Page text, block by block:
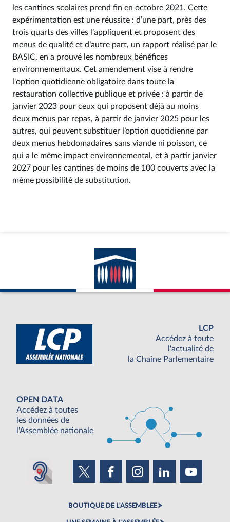
les cantines scolaires prend fin en octobre 2021. Cette
expérimentation est une réussite : d’une part, près des
trois quarts des villes l’appliquent et proposent des
menus de qualité et d’autre part, un rapport réalisé par le
BASIC, en a prouvé les nombreux bénéfices
environnementaux. Cet amendement vise à rendre
l'option quotidienne obligatoire dans toute la
restauration collective publique et privée : à partir de
janvier 2023 pour ceux qui proposent déjà au moins
deux menus par repas, à partir de janvier 2025 pour les
autres, qui peuvent substituer l’option quotidienne par
deux menus hebdomadaires sans viande ni poisson, ce
qui a le même impact environnemental, et à partir janvier
2027 pour les cantines de moins de 100 couverts avec la
même possibilité de substitution.
LCP
Accédez à toute
l'actualité de
la Chaine Parlementaire
OPEN DATA
Accédez à toutes
les données de
l'Assemblée nationale
BOUTIQUE DE L'ASSEMBLEE